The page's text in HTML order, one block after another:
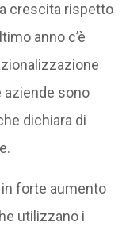
crescita rispetto
anno c’è
aziende sono
dichiara di
forte aumento
utilizzano i